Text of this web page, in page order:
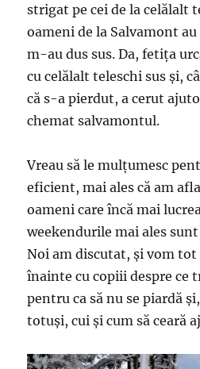
strigat pe cei de la celălalt
oameni de la Salvamont
m-au dus sus. Da, fetița
cu celălalt teleschi sus și,
că s-a pierdut, a cerut
chemat salvamontul.
Vreau să le mulțumesc
eficient, mai ales că am
oameni care încă mai
weekendurile mai ales
Noi am discutat, și vom tot
înainte cu copiii despre ce
pentru ca să nu se piardă
totuși, cui și cum să ceară